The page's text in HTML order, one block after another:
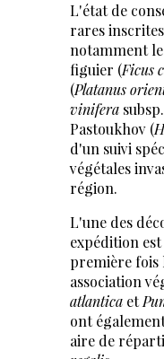
L'état de
rares
notamment
figuier (Ficus
(Platanus
vinifera
Pastoukhov (
d'un suivi
végétales
région.
L'une des
expédition
première fois
association
atlanticaet
ont
aire de